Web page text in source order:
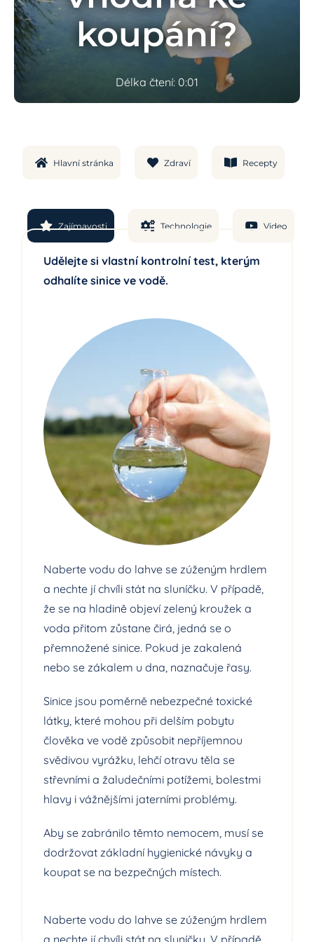
Hlavní stránka Zdraví Recepty
Zajímavosti Technologie Video
koupání?
Délka čtení: 0:01
Udělejte si vlastní kontrolní test, kterým
odhalíte sinice ve vodě.
Naberte vodu do lahve se zúženým hrdlem
a nechte jí chvíli stát na sluníčku. V případě,
že se na hladině objeví zelený kroužek a
voda přitom zůstane čirá, jedná se o
přemnožené sinice. Pokud je zakalená
nebo se zákalem u dna, naznačuje řasy.
Sinice jsou poměrně nebezpečné toxické
látky, které mohou při delším pobytu
člověka ve vodě způsobit nepříjemnou
svědivou vyrážku, lehčí otravu těla se
střevními a žaludečními potížemi, bolestmi
hlavy i vážnějšími jaterními problémy.
Aby se zabránilo těmto nemocem, musí se
dodržovat základní hygienické návyky a
koupat se na bezpečných místech.
Naberte vodu do lahve se zúženým hrdlem